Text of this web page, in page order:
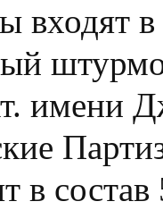
входят
имени
в